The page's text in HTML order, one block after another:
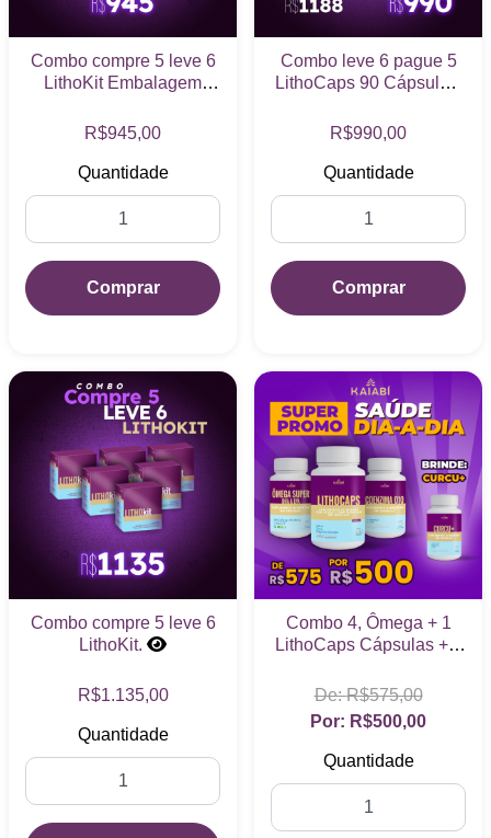
Combo compre 5 leve 6
LithoKit Embalagem
em Sache).
R$945,00
Quantidade
Comprar
Combo leve 6 pague 5
LithoCaps 90 Cápsulas.
R$990,00
Quantidade
Comprar
Combo compre 5 leve 6
LithoKit.
R$1.135,00
Quantidade
Combo 4, Ômega + 1
LithoCaps Cápsulas + 1
Curcu +
R$575,00
R$500,00
Quantidade